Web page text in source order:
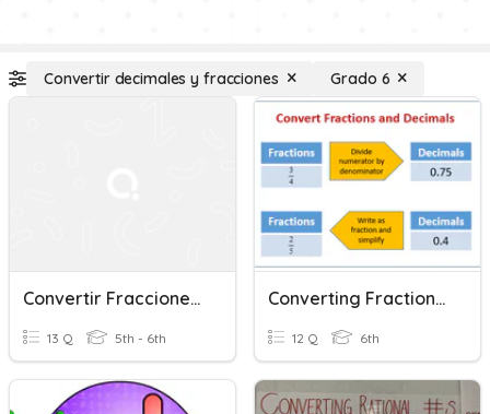
Convertir decimales y fracciones Grado 6
Convertir Fracciones Y Decimales (Convert Decimals/Fractions)
13 Q 5th - 6th
Converting Fractions And Decimals
12 Q 6th